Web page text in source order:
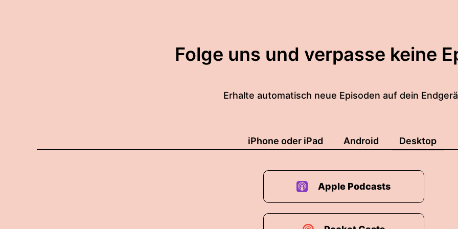
Folge uns und verpasse keine
Erhalte automatisch neue Episoden auf dein
iPhone oder iPad Android Desktop
Apple Podcasts